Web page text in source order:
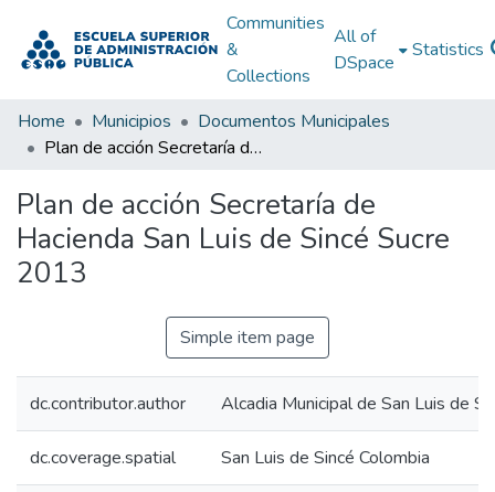
Communities
&
Collections
All of
DSpace
Statistics
Home Municipios
Documentos Municipales
Plan de acción Secretaría de Hacienda San Luis de Sincé Sucre 2013
Plan de acción Secretaría de
Hacienda San Luis de Sincé Sucre
2013
Simple item page
dc.contributor.author Alcadia Municipal de San Luis de
dc.coverage.spatial San Luis de Sincé Colombia